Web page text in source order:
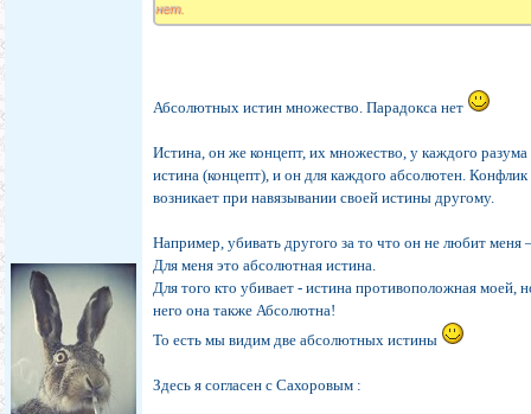
нет.
Абсолютных истин множество. Парадокса нет
Истина, он же концепт, их множество, у каждого разума
истина (концепт), и он для каждого абсолютен. Конфлик
возникает при навязывании своей истины другому.
Например, убивать другого за то что он не любит меня
Для меня это абсолютная истина.
Для того кто убивает - истина противоположная моей,
него она также Абсолютна!
То есть мы видим две абсолютных истины
Здесь я согласен с Сахоровым :